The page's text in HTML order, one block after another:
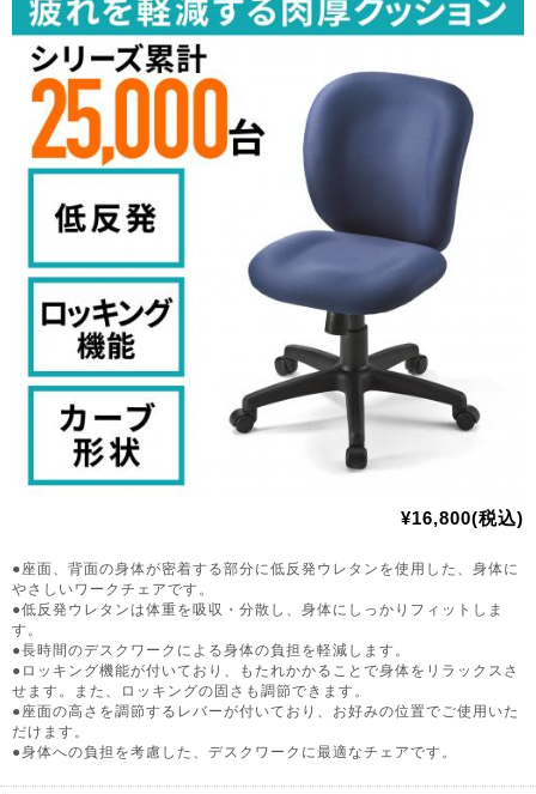
¥16,800(税込)
●座面、背面の身体が密着する部分に低反発ウレタンを使用した、身体に
やさしいワークチェアです。
●低反発ウレタンは体重を吸収・分散し、身体にしっかりフィットしま
す。
●長時間のデスクワークによる身体の負担を軽減します。
●ロッキング機能が付いており、もたれかかることで身体をリラックスさ
せます。また、ロッキングの固さも調節できます。
●座面の高さを調節するレバーが付いており、お好みの位置でご使用いた
だけます。
●身体への負担を考慮した、デスクワークに最適なチェアです。